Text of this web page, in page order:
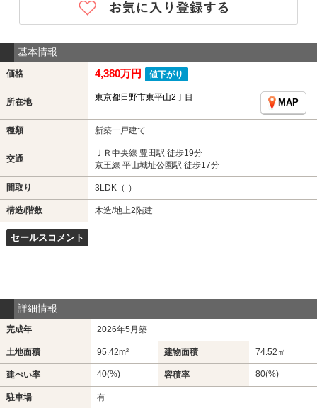
基本情報
価格 4,380万円 値下がり
所在地 東京都日野市東平山2丁目
MAP
種類 新築一戸建て
交通
ＪＲ中央線 豊田駅 徒歩19分
京王線 平山城址公園駅 徒歩17分
間取り 3LDK（-）
構造/階数 木造/地上2階建
セールスコメント
詳細情報
完成年 2026年5月築
土地面積 95.42m² 建物面積 74.52㎡
建ぺい率 40(%) 容積率 80(%)
駐車場 有